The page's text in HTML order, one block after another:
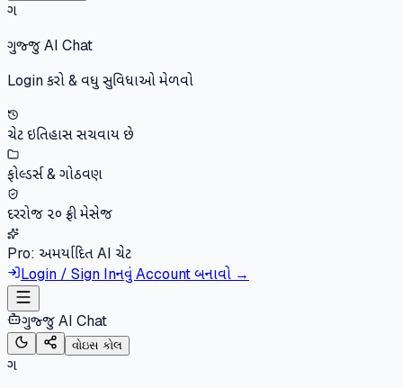
ગ
ગુજ્જુ AI Chat
Login કરો & વધુ સુવિધાઓ મેળવો
ચેટ ઇતિહાસ સચવાય છે
ફોલ્ડર્સ & ગોઠવણ
દરરોજ ૨૦ ફ્રી મેસેજ
Pro: અમર્યાદિત AI ચેટ
Login / Sign Inનવું Account બનાવો →
ગુજ્જુ AI Chat
વોઇસ કોલ
ગ